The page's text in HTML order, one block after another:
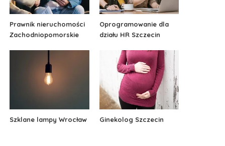
Prawnik nieruchomości
Zachodniopomorskie
Oprogramowanie dla
działu HR Szczecin
Szklane lampy Wrocław Ginekolog Szczecin